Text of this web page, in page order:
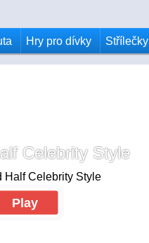
Hry pro dívky Střílečky
Celebrity Style
Play